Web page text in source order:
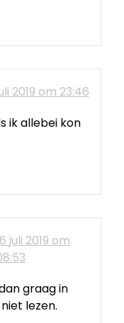
2019 om 23:46
ik allebei kon
juli 2019 om
graag in
lezen.